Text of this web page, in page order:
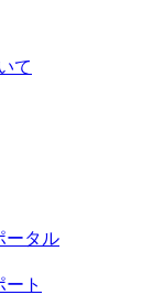
て
ータル
ト